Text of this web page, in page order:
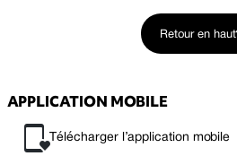
Retour en haut
APPLICATION MOBILE
Télécharger l’application mobile